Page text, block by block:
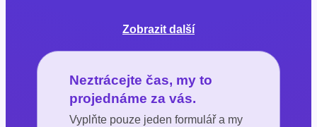
Zobrazit další
Neztrácejte čas, my to
projednáme za vás.
Vyplňte pouze jeden formulář a my